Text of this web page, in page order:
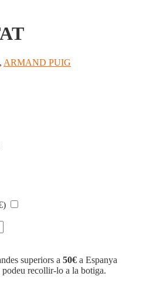
, ARMAND PUIG
)
superiors a 50€ a Espanya
podeu recollir-lo a la botiga.